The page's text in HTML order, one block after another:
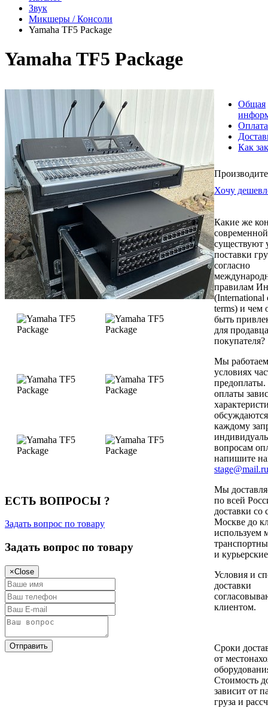
Звук
Микшеры / Консоли
Yamaha TF5 Package
Yamaha TF5 Package
ЕСТЬ ВОПРОСЫ ?
Задать вопрос по товару
Задать вопрос по товару
×Close
Общая
Оплата
Как
Хочу
Какие же
существуют
поставки
согласно
правилам
(International
terms) и чем
быть
для
покупателя?
Мы
условиях
предоплаты.
оплаты
каждому
вопросам
напишите
stage@mail.ru
Мы
по всей
доставки со
Москве до
используем
и
Условия и
доставки
клиентом.
Сроки
от
Стоимость
зависит от
груза и